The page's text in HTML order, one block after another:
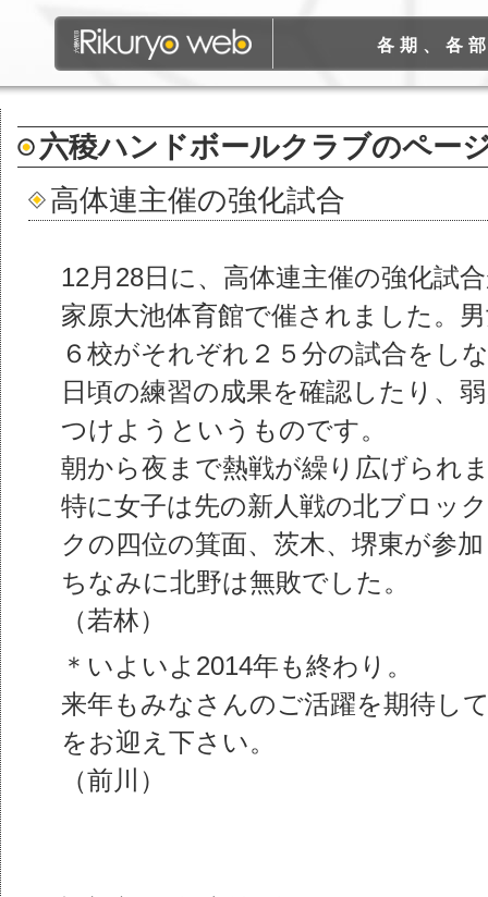
各期、各
六稜ハンドボールクラブのペー
高体連主催の強化試合
12月28日に、高体連主催の強化試
家原大池体育館で催されました。
６校がそれぞれ２５分の試合をし
日頃の練習の成果を確認したり、
つけようというものです。
朝から夜まで熱戦が繰り広げられ
特に女子は先の新人戦の北ブロッ
クの四位の箕面、茨木、堺東が参
ちなみに北野は無敗でした。
（若林）
＊いよいよ2014年も終わり。
来年もみなさんのご活躍を期待し
をお迎え下さい。
（前川）